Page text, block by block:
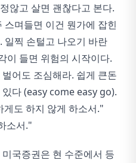
않고 살면 괜찮다고 본다.
며들면 이건 뭔가에 잡힌
일찍 손털고 나오기 바란
이 들면 위험의 시작이다.
어도 조심해라. 쉽게 큰돈
다 (easy come easy go).
도 하지 않게 하소서."
소서."
국증권은 현 수준에서 등